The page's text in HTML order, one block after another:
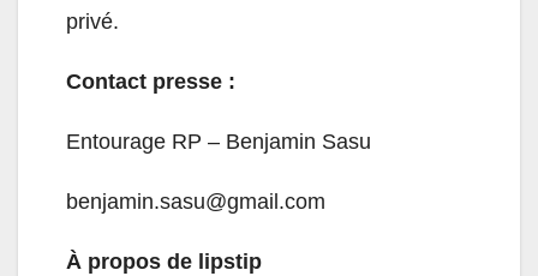
privé.
Contact presse :
Entourage RP – Benjamin Sasu
benjamin.sasu@gmail.com
À propos de lipstip